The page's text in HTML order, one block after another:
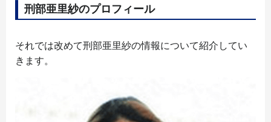
刑部亜里紗のプロフィール
それでは改めて刑部亜里紗の情報について紹介してい
きます。